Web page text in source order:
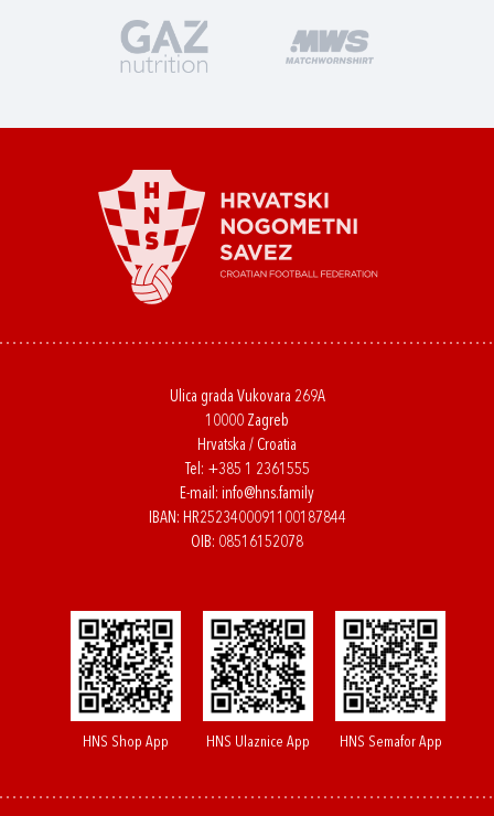
Ulica grada Vukovara 269A
10000 Zagreb
Hrvatska / Croatia
Tel: +385 1 2361555
E-mail: info@hns.family
IBAN: HR2523400091100187844
OIB: 08516152078
HNS Shop App HNS Ulaznice App HNS Semafor App